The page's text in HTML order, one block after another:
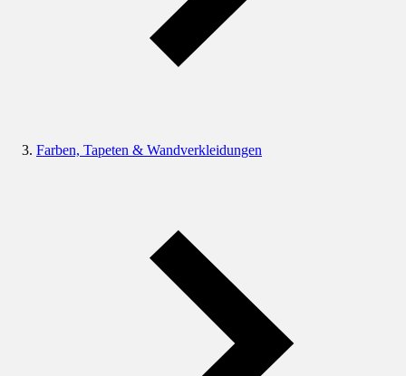
Farben, Tapeten & Wandverkleidungen